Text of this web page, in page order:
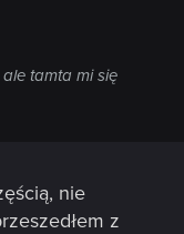
tamta mi się
nie
z